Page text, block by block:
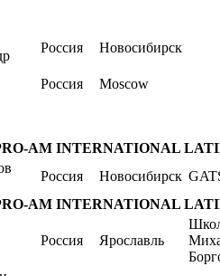
Россия Новосибирск
Россия Moscow
AM INTERNATIONAL
Россия Новосибирск
AM INTERNATIONAL
Россия Ярославль